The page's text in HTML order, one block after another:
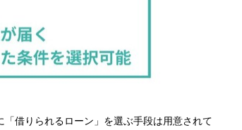
借りられるローン」を選ぶ手段は用意されて